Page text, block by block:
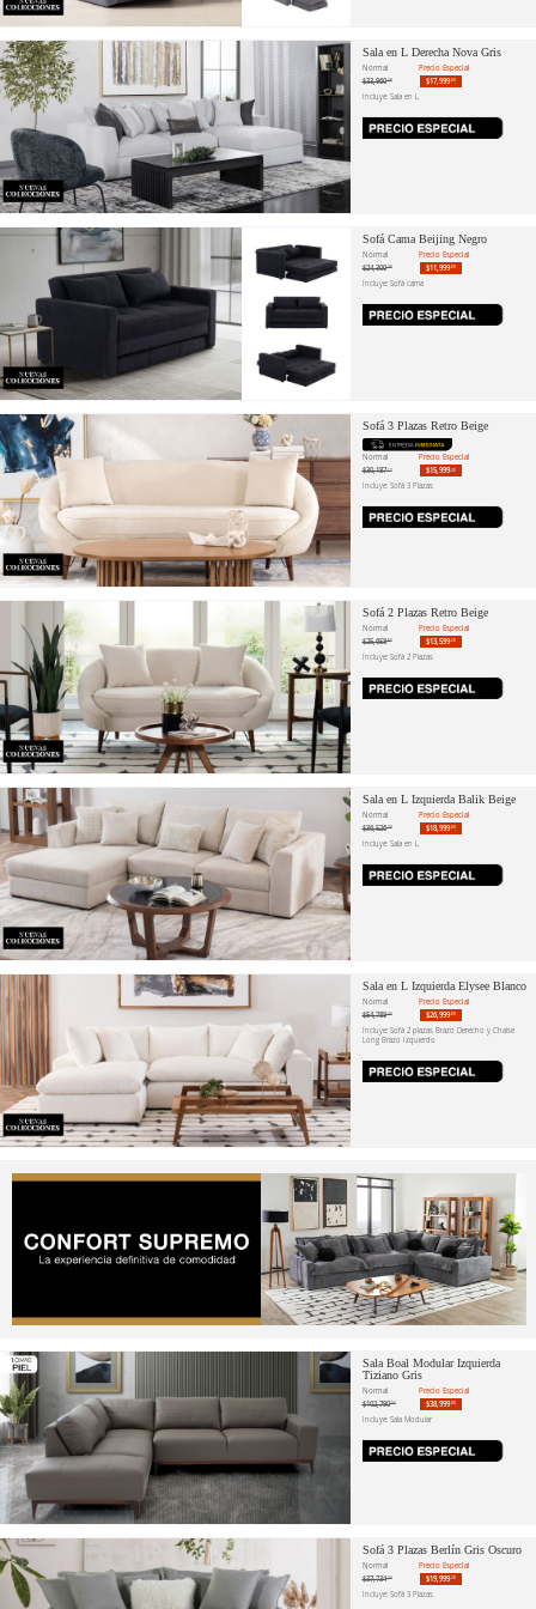
Sala en L Derecha Nova Gris
Normal
$33,960.38
Precio Especial
$17,999.00
Incluye: Sala en L
Sofá Cama Beijing Negro
Normal
$24,300.38
Precio Especial
$11,999.00
Incluye: Sofá cama
Sofá 3 Plazas Retro Beige
Normal
$30,187.17
Precio Especial
$15,999.20
Incluye: Sofá 3 Plazas
Sofá 2 Plazas Retro Beige
Normal
$25,658 .87
Precio Especial
$13,599.20
Incluye: Sofá 2 Plazas
Sala en L Izquierda Balik Beige
Normal
$36,526.79
Precio Especial
$18,999.00
Incluye: Sala en L
Sala en L Izquierda Elysee Blanco
Normal
$54,789.43
Precio Especial
$26,999.00
Incluye: Sofá 2 plazas Brazo Derecho y Chaise
Long Brazo Izquierdo
Sala Boal Modular Izquierda
Tiziano Gris
Normal
$102,790.94
Precio Especial
$38,999.00
Incluye: Sala Modular
Sofá 3 Plazas Berlín Gris Oscuro
Normal
$37,734.34
Precio Especial
$19,999.20
Incluye: Sofá 3 Plazas